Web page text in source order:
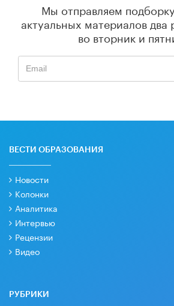
Мы отправляем
актуальных материалов два
во вторник и
ВЕСТИ ОБРАЗОВАНИЯ
Новости
Колонки
Аналитика
Интервью
Рецензии
Видео
РУБРИКИ